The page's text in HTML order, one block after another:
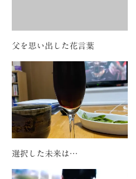
父を思い出した花言葉
選択した未来は…